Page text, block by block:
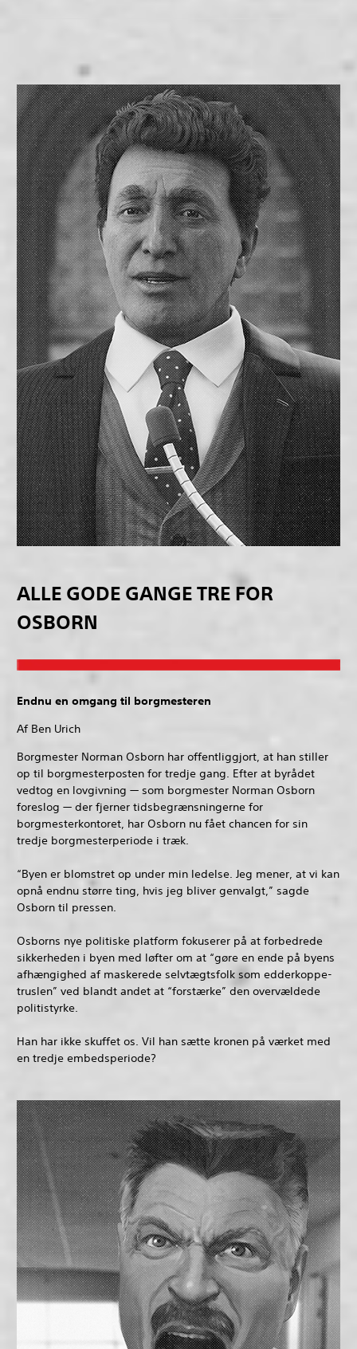
ALLE GODE GANGE TRE FOR
OSBORN
Endnu en omgang til borgmesteren
Af Ben Urich
Borgmester Norman Osborn har offentliggjort, at han stiller
op til borgmesterposten for tredje gang. Efter at byrådet
vedtog en lovgivning — som borgmester Norman Osborn
foreslog — der fjerner tidsbegrænsningerne for
borgmesterkontoret, har Osborn nu fået chancen for sin
tredje borgmesterperiode i træk.
“Byen er blomstret op under min ledelse. Jeg mener, at vi kan
opnå endnu større ting, hvis jeg bliver genvalgt,” sagde
Osborn til pressen.
Osborns nye politiske platform fokuserer på at forbedrede
sikkerheden i byen med løfter om at “gøre en ende på byens
afhængighed af maskerede selvtægtsfolk som edderkoppe-
truslen” ved blandt andet at “forstærke” den overvældede
politistyrke.
Han har ikke skuffet os. Vil han sætte kronen på værket med
en tredje embedsperiode?